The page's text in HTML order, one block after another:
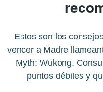
Estos son los
vencer a Madre
Myth: Wukong.
puntos débiles y